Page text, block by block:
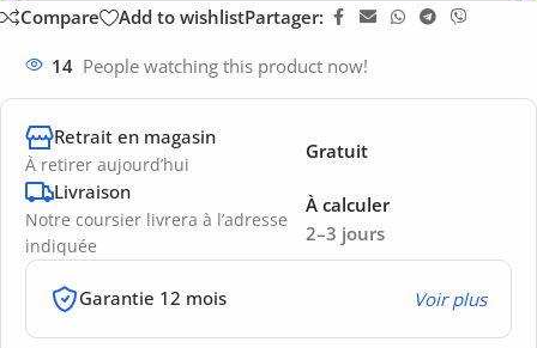
Compare Add to wishlistPartager:
14 People watching this product now!
Retrait en magasin
À retirer aujourd’hui
Gratuit
Livraison
Notre coursier livrera à l’adresse
indiquée
2–3 jours
À calculer
Garantie 12 mois Voir plus